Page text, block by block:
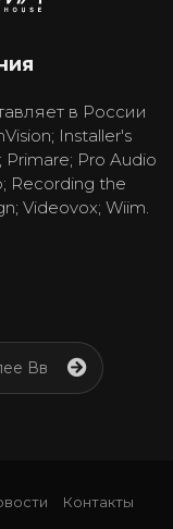
в России
Installer's
Primare; Pro Audio
Recording the
Videovox; Wiim.
Контакты